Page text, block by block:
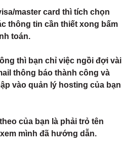
master card thì tích chọn
thông tin cần thiết xong bấm
toán.
thì bạn chỉ việc ngồi đợi vài
thông báo thành công và
vào quản lý hosting của bạn
của bạn là phải trỏ tên
mình đã hướng dẫn.